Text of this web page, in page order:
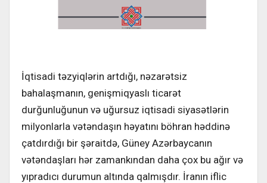
İqtisadi təzyiqlərin artdığı, nəzarətsiz
bahalaşmanın, genişmiqyaslı ticarət
durğunluğunun və uğursuz iqtisadi siyasətlərin
milyonlarla vətəndaşın həyatını böhran həddinə
çatdırdığı bir şəraitdə, Güney Azərbaycanın
vətəndaşları hər zamankından daha çox bu ağır və
yıpradıcı durumun altında qalmışdır. İranın iflic